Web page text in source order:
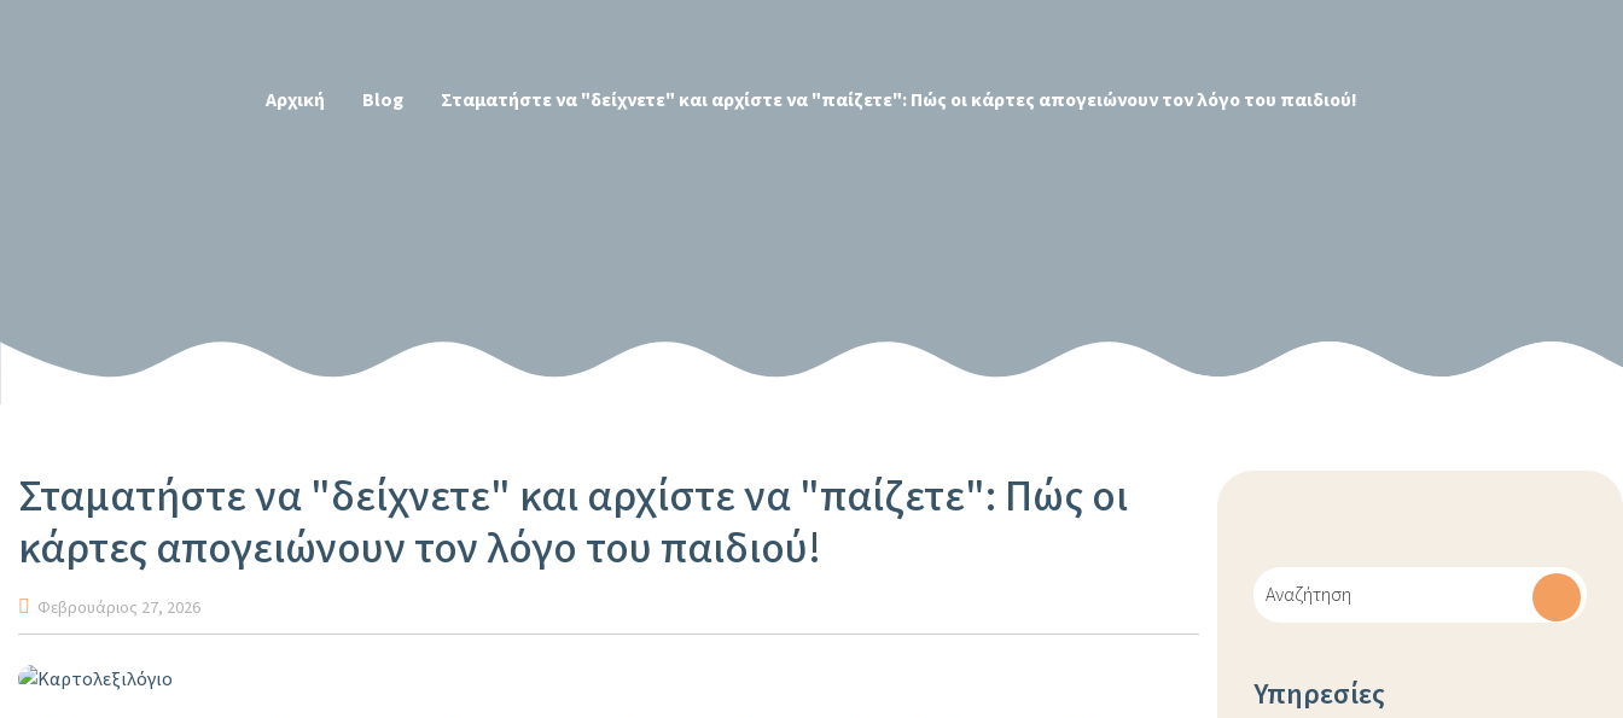
Αρχική Blog Σταματήστε να "δείχνετε" και αρχίστε να "παίζετε": Πώς οι κάρτες απογειώνουν τον λόγο του παιδιού!
Σταματήστε να "δείχνετε" και αρχίστε να "παίζετε": Πώς οι
κάρτες απογειώνουν τον λόγο του παιδιού!
Φεβρουάριος 27, 2026
Υπηρεσίες